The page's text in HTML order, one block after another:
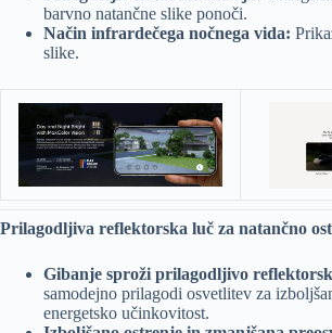
barvno natančne slike ponoči.
Način infrardečega nočnega vida:
slike.
Prilagodljiva reflektorska luč za natančno
Gibanje sproži prilagodljivo
samodejno prilagodi osvetlitev za
energetsko učinkovitost.